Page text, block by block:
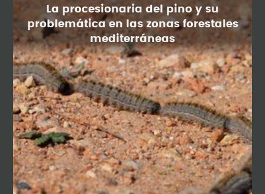
La procesionaria del pino y su
problemática en las zonas forestales
mediterráneas